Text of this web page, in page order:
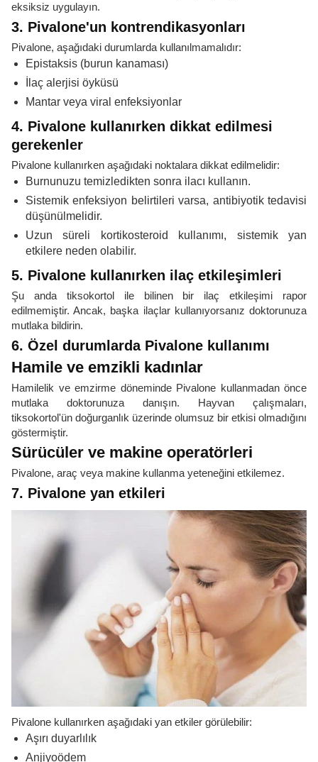
eksiksiz uygulayın.
3. Pivalone'un kontrendikasyonları
Pivalone, aşağıdaki durumlarda kullanılmamalıdır:
Epistaksis (burun kanaması)
İlaç alerjisi öyküsü
Mantar veya viral enfeksiyonlar
4. Pivalone kullanırken dikkat edilmesi
gerekenler
Pivalone kullanırken aşağıdaki noktalara dikkat edilmelidir:
Burnunuzu temizledikten sonra ilacı kullanın.
Sistemik enfeksiyon belirtileri varsa, antibiyotik tedavisi
düşünülmelidir.
Uzun süreli kortikosteroid kullanımı, sistemik yan
etkilere neden olabilir.
5. Pivalone kullanırken ilaç etkileşimleri
Şu anda tiksokortol ile bilinen bir ilaç etkileşimi rapor
edilmemiştir. Ancak, başka ilaçlar kullanıyorsanız doktorunuza
mutlaka bildirin.
6. Özel durumlarda Pivalone kullanımı
Hamile ve emzikli kadınlar
Hamilelik ve emzirme döneminde Pivalone kullanmadan önce
mutlaka doktorunuza danışın. Hayvan çalışmaları,
tiksokortol'ün doğurganlık üzerinde olumsuz bir etkisi olmadığını
göstermiştir.
Sürücüler ve makine operatörleri
Pivalone, araç veya makine kullanma yeteneğini etkilemez.
7. Pivalone yan etkileri
Pivalone kullanırken aşağıdaki yan etkiler görülebilir:
Aşırı duyarlılık
Anjiyoödem